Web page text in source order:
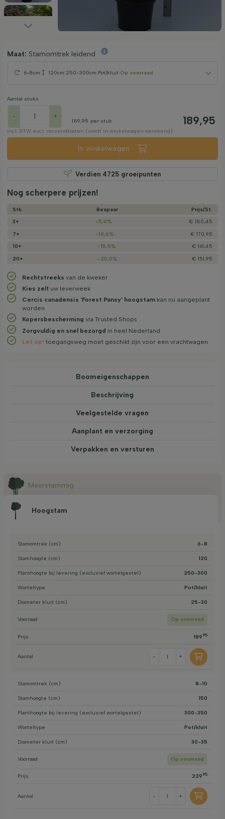
Maat: Stamomtrek leidend
6-8cm 120cm 250-300cm Pot/kluit Op voorraad
Aantal stuks
- +
189,95 per stuk 189,95
incl. BTW. excl. verzendkosten (wordt in winkelwagen berekend)
In winkelwagen
Verdien 4725 groeipunten
Nog scherpere prijzen!
Stk. Bespaar
Prijs/­St.
3+
-5,0%
€ 180,45
7+
-10,0%
€ 170,95
10+
-15,0%
€ 161,45
20+
-20,0% € 151,95
Rechtstreeks van de kweker
Kies zelf uw leverweek
Cercis canadensis 'Forest Pansy' hoogstam kan nu aangeplant
worden
Kopersbescherming via Trusted Shops
Zorgvuldig en snel bezorgd in heel Nederland
Let op! toegangsweg moet geschikt zijn voor een vrachtwagen
Boom­eigen­schappen
Beschrijving
Veelgestelde vragen
Aanplant en verzorging
Verpakken en versturen
Hoogstam
Meerstammig
Stamomtrek (cm) 6-8
Stamhoogte (cm) 120
Planthoogte bij levering (exclusief wortelgestel) 250-300
Worteltype Pot/kluit
Diameter kluit (cm) 25-30
Voorraad Op voorraad
Prijs 189 95
Aantal - +
Stamomtrek (cm) 8-10
Stamhoogte (cm) 150
Planthoogte bij levering (exclusief wortelgestel) 300-350
Worteltype Pot/kluit
Diameter kluit (cm) 30-35
Voorraad Op voorraad
Prijs 229 95
Aantal - +